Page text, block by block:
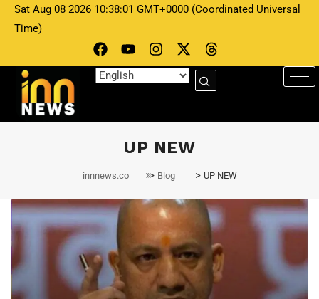
Sat Aug 08 2026 10:38:01 GMT+0000 (Coordinated Universal
Time)
UP NEW
innnews.co > Blog > UP NEW